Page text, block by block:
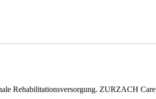
Rehabilitationsversorgung. ZURZACH